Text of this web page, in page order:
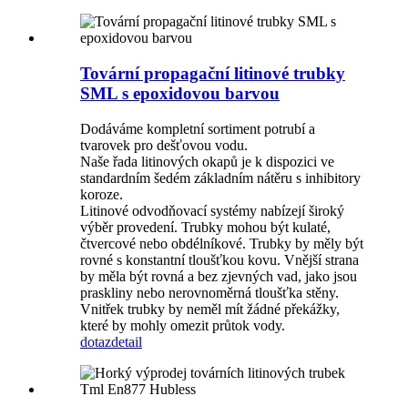
Tovární propagační litinové trubky
SML s epoxidovou barvou
Dodáváme kompletní sortiment potrubí a
tvarovek pro dešťovou vodu.
Naše řada litinových okapů je k dispozici ve
standardním šedém základním nátěru s inhibitory
koroze.
Litinové odvodňovací systémy nabízejí široký
výběr provedení. Trubky mohou být kulaté,
čtvercové nebo obdélníkové. Trubky by měly být
rovné s konstantní tloušťkou kovu. Vnější strana
by měla být rovná a bez zjevných vad, jako jsou
praskliny nebo nerovnoměrná tloušťka stěny.
Vnitřek trubky by neměl mít žádné překážky,
které by mohly omezit průtok vody.
dotazdetail